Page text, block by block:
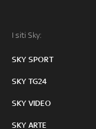
I siti Sky:
SKY SPORT
SKY TG24
SKY VIDEO
SKY ARTE